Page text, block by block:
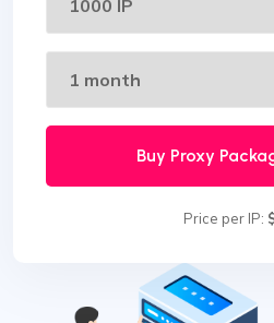
Buy Proxy
Price per IP: